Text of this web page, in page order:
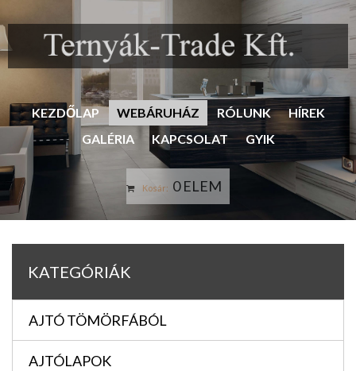
KEZDŐLAP WEBÁRUHÁZ RÓLUNK
HÍREK
GALÉRIA
KAPCSOLAT GYIK
Kosár: 0 ELEM
KATEGÓRIÁK
AJTÓ TÖMÖRFÁBÓL
AJTÓLAPOK